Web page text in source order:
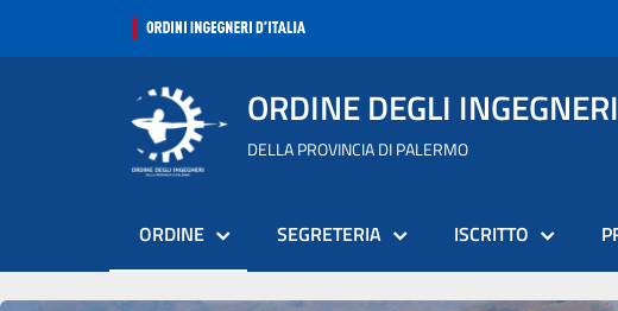
ORDINE DEGLI INGEGNERI
DELLA PROVINCIA DI PALERMO
ORDINE SEGRETERIA ISCRITTO